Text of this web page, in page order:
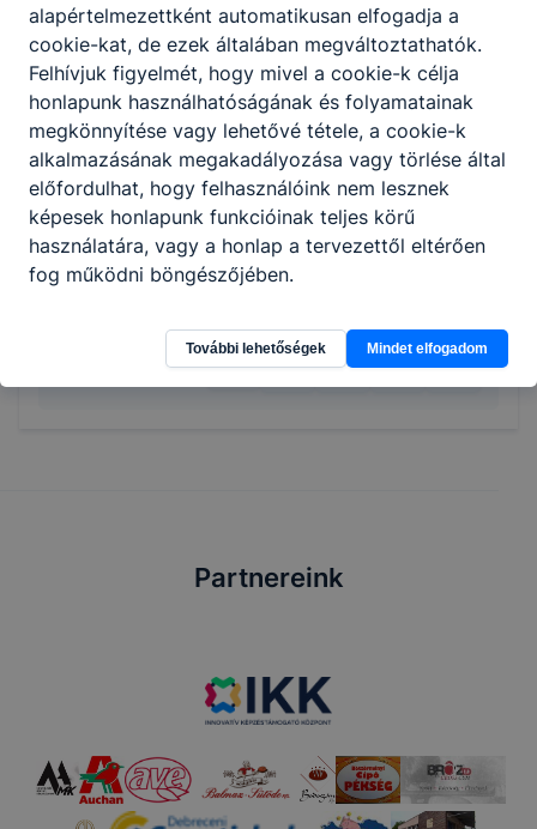
Partnereink
alapértelmezettként automatikusan elfogadja a
cookie-kat, de ezek általában megváltoztathatók.
Felhívjuk figyelmét, hogy mivel a cookie-k célja
honlapunk használhatóságának és folyamatainak
megkönnyítése vagy lehetővé tétele, a cookie-k
alkalmazásának megakadályozása vagy törlése által
előfordulhat, hogy felhasználóink nem lesznek
képesek honlapunk funkcióinak teljes körű
használatára, vagy a honlap a tervezettől eltérően
fog működni böngészőjében.
További lehetőségek Mindet elfogadom